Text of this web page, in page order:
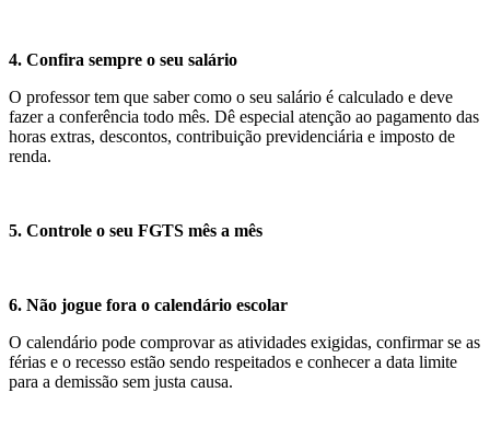
4. Confira sempre o seu salário
O professor tem que saber como o seu salário é calculado e deve
fazer a conferência todo mês. Dê especial atenção ao pagamento das
horas extras, descontos, contribuição previdenciária e imposto de
renda.
5. Controle o seu FGTS mês a mês
6. Não jogue fora o calendário escolar
O calendário pode comprovar as atividades exigidas, confirmar se as
férias e o recesso estão sendo respeitados e conhecer a data limite
para a demissão sem justa causa.